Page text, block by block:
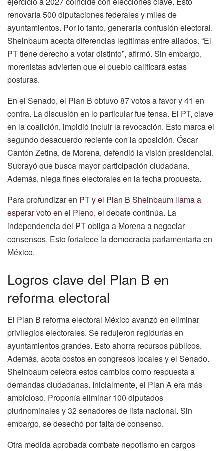
renovaría 500 diputaciones federales y miles de
ayuntamientos. Por lo tanto, generaría confusión electoral.
Sheinbaum acepta diferencias legítimas entre aliados. “El
PT tiene derecho a votar distinto”, afirmó. Sin embargo,
morenistas advierten que el pueblo calificará estas
posturas.
En el Senado, el Plan B obtuvo 87 votos a favor y 41 en
contra. La discusión en lo particular fue tensa. El PT, clave
en la coalición, impidió incluir la revocación. Esto marca el
segundo desacuerdo reciente con la oposición. Óscar
Cantón Zetina, de Morena, defendió la visión presidencial.
Subrayó que busca mayor participación ciudadana.
Además, niega fines electorales en la fecha propuesta.
Para profundizar en PT y el Plan B Sheinbaum llama a
esperar voto en el Pleno, el debate continúa. La
independencia del PT obliga a Morena a negociar
consensos. Esto fortalece la democracia parlamentaria en
México.
Logros clave del Plan B en
reforma electoral
El Plan B reforma electoral México avanzó en eliminar
privilegios electorales. Se redujeron regidurías en
ayuntamientos grandes. Esto ahorra recursos públicos.
Además, acota costos en congresos locales y el Senado.
Sheinbaum celebra estos cambios como respuesta a
demandas ciudadanas. Inicialmente, el Plan A era más
ambicioso. Proponía eliminar 100 diputados
plurinominales y 32 senadores de lista nacional. Sin
embargo, se desechó por falta de consenso.
Otra medida aprobada combate nepotismo en cargos